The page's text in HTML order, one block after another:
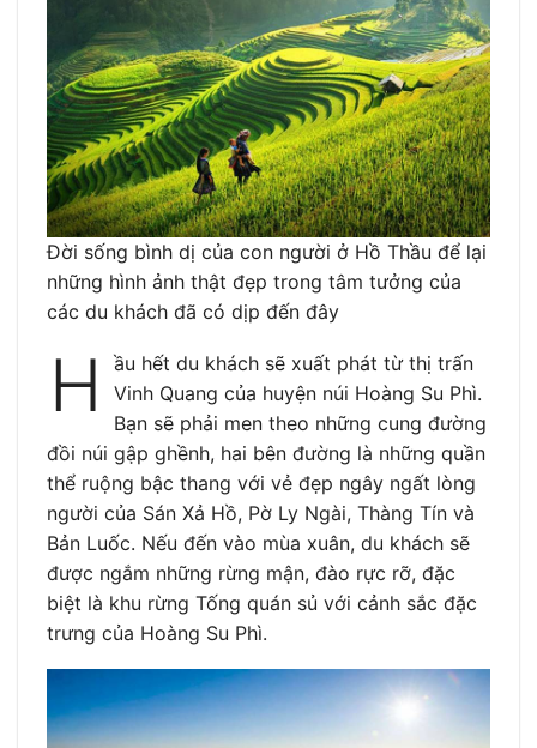
Đời sống bình dị của con người ở Hồ Thầu để lại
những hình ảnh thật đẹp trong tâm tưởng của
các du khách đã có dịp đến đây
H
ầu hết du khách sẽ xuất phát từ thị trấn
Vinh Quang của huyện núi Hoàng Su Phì.
Bạn sẽ phải men theo những cung đường
đồi núi gập ghềnh, hai bên đường là những quần
thể ruộng bậc thang với vẻ đẹp ngây ngất lòng
người của Sán Xả Hồ, Pờ Ly Ngài, Thàng Tín và
Bản Luốc. Nếu đến vào mùa xuân, du khách sẽ
được ngắm những rừng mận, đào rực rỡ, đặc
biệt là khu rừng Tống quán sủ với cảnh sắc đặc
trưng của Hoàng Su Phì.